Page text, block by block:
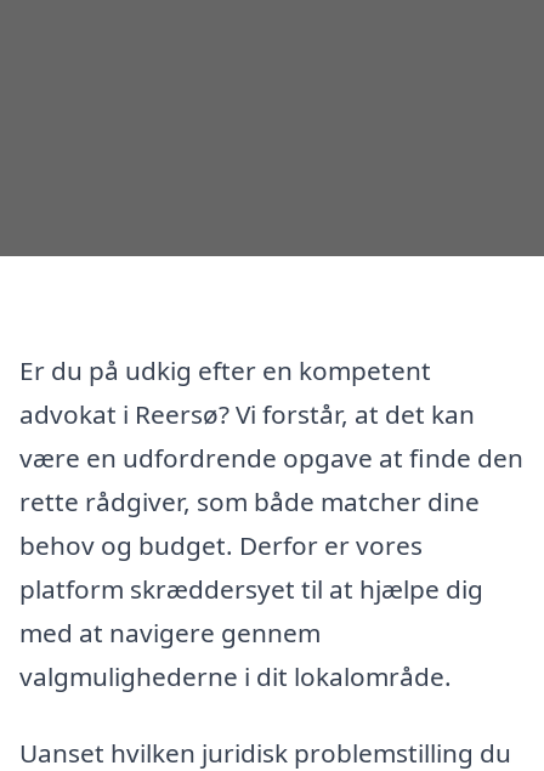
Er du på udkig efter en kompetent
advokat i Reersø? Vi forstår, at det kan
være en udfordrende opgave at finde den
rette rådgiver, som både matcher dine
behov og budget. Derfor er vores
platform skræddersyet til at hjælpe dig
med at navigere gennem
valgmulighederne i dit lokalområde.
Uanset hvilken juridisk problemstilling du